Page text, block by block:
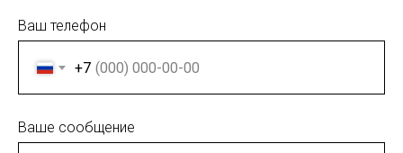
Ваш телефон
+7
Ваше сообщение